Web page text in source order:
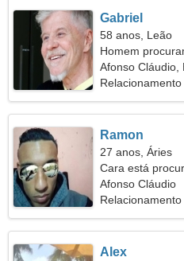
Gabriel
58 anos, Leão
Homem
Afonso Cláudio,
Ramon
27 anos, Áries
Cara está
Afonso Cláudio
Alex